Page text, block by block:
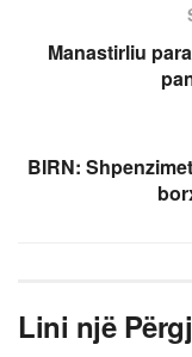
Manastirliu
BIRN:
Lini një